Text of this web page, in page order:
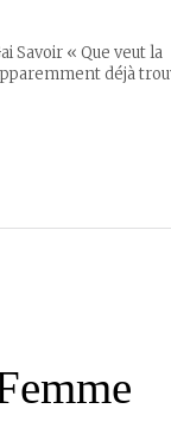
Savoir « Que veut la
déjà